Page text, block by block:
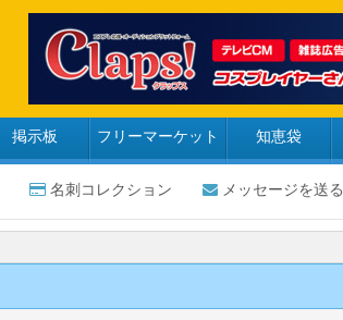
掲示板 フリーマーケット 知恵袋
名刺コレクション メッセージを送る